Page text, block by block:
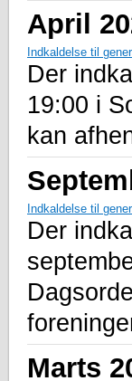
April
Indkaldelse til
Der
19:00 i
kan
Indkaldelse til
Der
Marts